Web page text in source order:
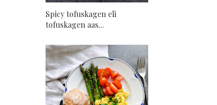
Spicy tofuskagen eli
tofuskagen aas...